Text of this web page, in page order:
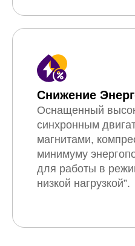
Снижение
Оснащенный
синхронным
магнитами,
минимуму
для работы в
низкой нагрузкой”.